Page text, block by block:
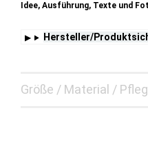
Idee, Ausführung, Texte und
Hersteller/
Größe / Material /